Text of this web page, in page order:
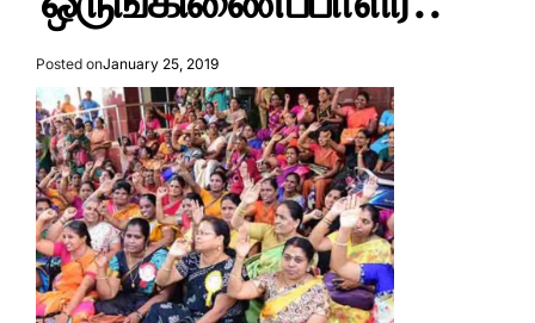
Posted onJanuary 25, 2019